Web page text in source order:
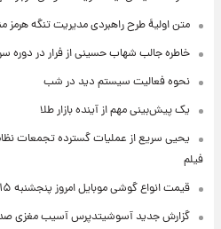
متن اولیۀ طرح راهبردی مدیریت تنگه هرمز
خاطره جالب شهاب حسینی از فرار در دوره
نحوه فعالیت سیستم دید در شب
یک پیش‌بینی مهم از آینده بازار طلا
یحیی سریع از عملیات گسترده تجمعات
فیلم
قیمت انواع گوشی موبایل امروز پنجشنبه ۱۵ مرداد ۱۴۰۵ + جدول
گزارش جدید آسوشیتدپرس آسیب مغزی